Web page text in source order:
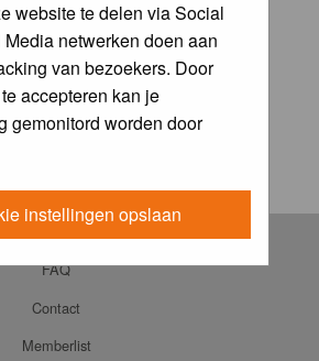
website te delen via Social
netwerken doen aan
van bezoekers. Door
accepteren kan je
gemonitord worden door
instellingen opslaan
each visit:
password
FAQ
Contact
Memberlist